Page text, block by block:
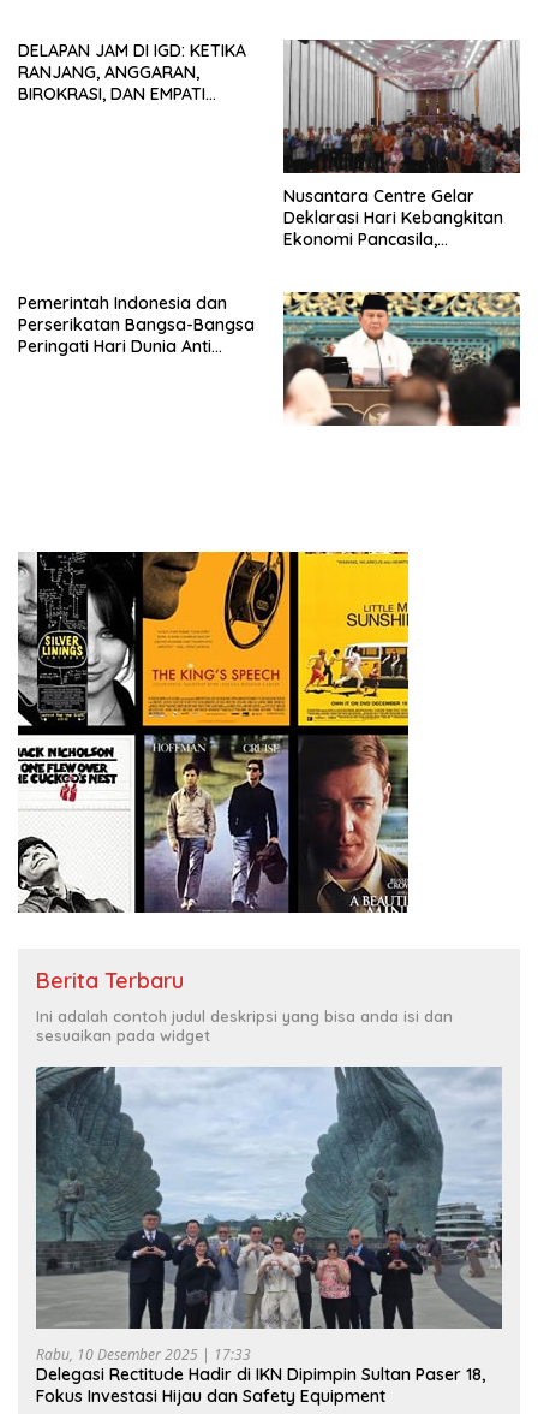
Siapapun
DELAPAN JAM DI IGD: KETIKA
RANJANG, ANGGARAN,
BIROKRASI, DAN EMPATI
Nusantara Centre Gelar
Deklarasi Hari Kebangkitan
Ekonomi Pancasila,
Penjajahan (Pergolakan
Ekonomi Politik Indonesia) &
Simposium Nasional “Urgensi
Undang-Undang
Perekonomian Nasional dan
Kesejahteraan Sosial dalam
Pemerintah Indonesia dan
Perserikatan Bangsa-Bangsa
Peringati Hari Dunia Anti
Berita Terbaru
Ini adalah contoh judul deskripsi yang bisa anda isi dan
sesuaikan pada widget
Rabu, 10 Desember 2025 | 17:33
Delegasi Rectitude Hadir di IKN Dipimpin Sultan Paser 18,
Fokus Investasi Hijau dan Safety Equipment